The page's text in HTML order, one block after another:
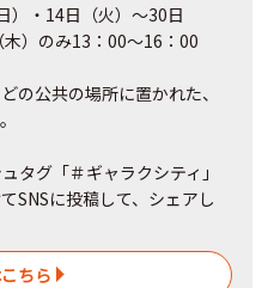
）・14日（火）～30日
）のみ13：00～16：00
の公共の場所に置かれた、
タグ「＃ギャラクシティ」
SNSに投稿して、シェアし
ちら